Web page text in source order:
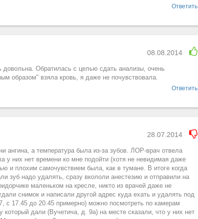
Ответить
08.08.2014
Обратилась с целью сдать анализы, очень
образом" взяла кровь, я даже не почувствовала.
Ответить
28.07.2014
ангина, а температура была из-за зубов. ЛОР-врач отвела
у них нет времени ко мне подойти (хотя не невидимая даже
и плохим самочувствием была, как в тумане. В итоге когда
зуб надо удалять, сразу вкололи анестезию и отправили на
маленьком на кресле, никто из врачей даже не
снимок и написали другой адрес куда ехать и удалять под
17.45 до 20.45 примерно) можно посмотреть по камерам
дали (Вучетича, д. 9а) на месте сказали, что у них нет